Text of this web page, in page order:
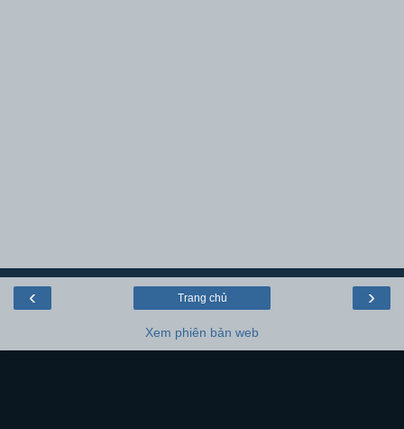
‹ ›
Trang chủ
Xem phiên bản web